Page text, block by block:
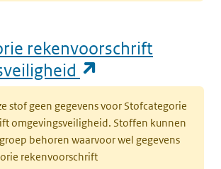
rekenvoorschrift
stof geen gegevens voor Stofcategorie
omgevingsveiligheid. Stoffen kunnen
behoren waarvoor wel gegevens
rekenvoorschrift